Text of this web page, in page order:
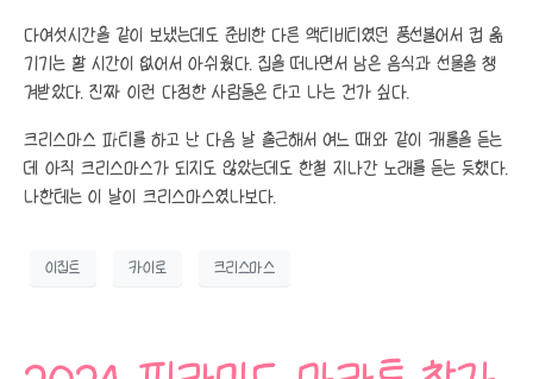
다여섯시간을 같이 보냈는데도 준비한 다른 액티비티였던 풍선불어서 컵 옮
기기는 할 시간이 없어서 아쉬웠다. 집을 떠나면서 남은 음식과 선물을 챙
겨받았다. 진짜 이런 다정한 사람들은 타고 나는 건가 싶다.
크리스마스 파티를 하고 난 다음 날 출근해서 여느 때와 같이 캐롤을 듣는
데 아직 크리스마스가 되지도 않았는데도 한철 지나간 노래를 듣는 듯했다.
나한테는 이 날이 크리스마스였나보다.
이집트 카이로 크리스마스